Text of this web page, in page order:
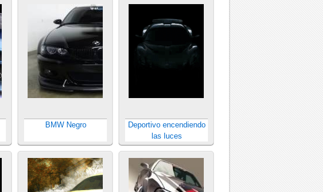
BMW Negro
Deportivo encendiendo
las luces